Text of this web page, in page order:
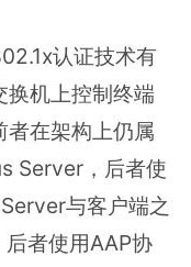
认证技术有
换机上控制终端
者在架构上仍属
Server，后者使
与客户端之
者使用AAP协